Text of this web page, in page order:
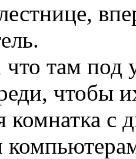
что там
чтобы
комнатка с